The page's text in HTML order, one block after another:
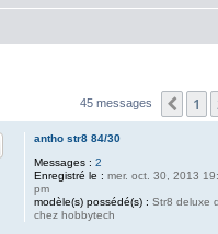
45 messages 1
antho str8 84/30
Messages : 2
Enregistré le : mer. oct. 30, 2013
pm
modèle(s) possédé(s) : Str8 deluxe
chez hobbytech